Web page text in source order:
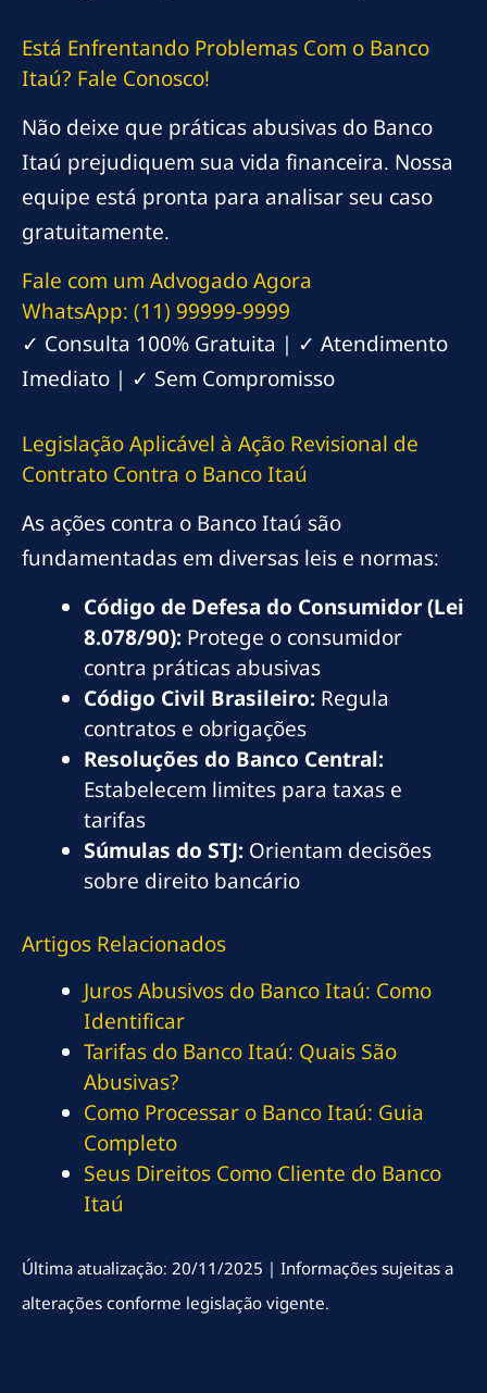
Está Enfrentando Problemas Com o Banco
Itaú? Fale Conosco!
Não deixe que práticas abusivas do Banco
Itaú prejudiquem sua vida financeira. Nossa
equipe está pronta para analisar seu caso
gratuitamente.
Fale com um Advogado Agora
WhatsApp: (11) 99999-9999
✓ Consulta 100% Gratuita | ✓ Atendimento
Imediato | ✓ Sem Compromisso
Legislação Aplicável à Ação Revisional de
Contrato Contra o Banco Itaú
As ações contra o Banco Itaú são
fundamentadas em diversas leis e normas:
Código de Defesa do Consumidor (Lei
8.078/90): Protege o consumidor
contra práticas abusivas
Código Civil Brasileiro: Regula
contratos e obrigações
Resoluções do Banco Central:
Estabelecem limites para taxas e
tarifas
Súmulas do STJ: Orientam decisões
sobre direito bancário
Artigos Relacionados
Juros Abusivos do Banco Itaú: Como
Identificar
Tarifas do Banco Itaú: Quais São
Abusivas?
Como Processar o Banco Itaú: Guia
Completo
Seus Direitos Como Cliente do Banco
Itaú
Última atualização: 20/11/2025 | Informações sujeitas a
alterações conforme legislação vigente.